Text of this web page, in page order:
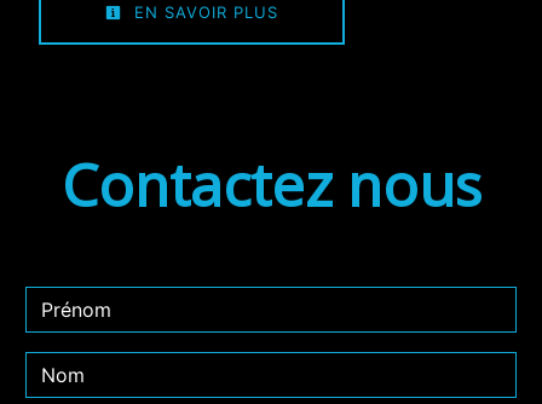
EN SAVOIR PLUS
Contactez nous